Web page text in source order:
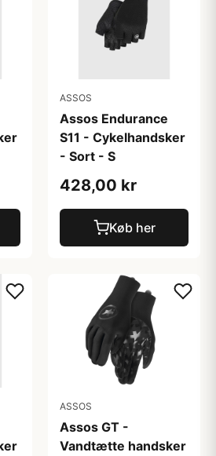
ASSOS
Assos Endurance
S11 - Cykelhandsker
- Sort - S
428,00 kr
Køb her
ASSOS
Assos GT -
Vandtætte handsker